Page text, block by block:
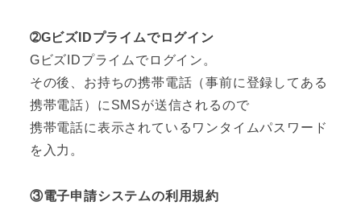
➁GビズIDプライムでログイン
GビズIDプライムでログイン。
その後、お持ちの携帯電話（事前に登録してある
携帯電話）にSMSが送信されるので
携帯電話に表示されているワンタイムパスワード
を入力。
③電子申請システムの利用規約